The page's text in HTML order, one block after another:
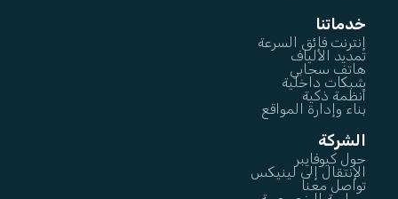
خدماتنا
إنترنت فائق السرعة
تمديد الألياف
هاتف سحابي
شبكات داخلية
أنظمة ذكية
بناء وإدارة المواقع
الشركة
حول كيوفايبر
الإنتقال إلى لينيكس
تواصل معنا